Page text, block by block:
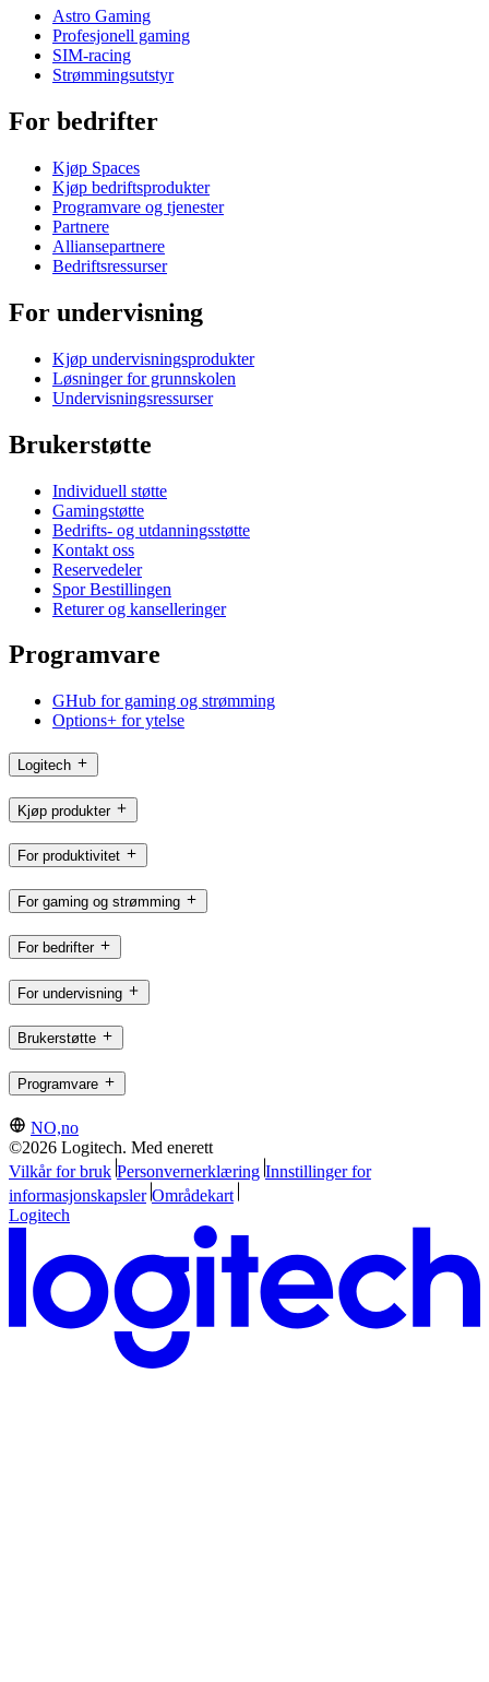
Astro Gaming
Profesjonell gaming
SIM-racing
Strømmingsutstyr
For bedrifter
Kjøp Spaces
Kjøp bedriftsprodukter
Programvare og tjenester
Partnere
Alliansepartnere
Bedriftsressurser
For undervisning
Kjøp undervisningsprodukter
Løsninger for grunnskolen
Undervisningsressurser
Brukerstøtte
Individuell støtte
Gamingstøtte
Bedrifts- og utdanningsstøtte
Kontakt oss
Reservedeler
Spor Bestillingen
Returer og kanselleringer
Programvare
GHub for gaming og strømming
Options+ for ytelse
Logitech
Kjøp produkter
For produktivitet
For gaming og strømming
For bedrifter
For undervisning
Brukerstøtte
Programvare
NO,no
©2026 Logitech. Med enerett
Vilkår for bruk Personvernerklæring Innstillinger for
informasjonskapsler Områdekart
Logitech